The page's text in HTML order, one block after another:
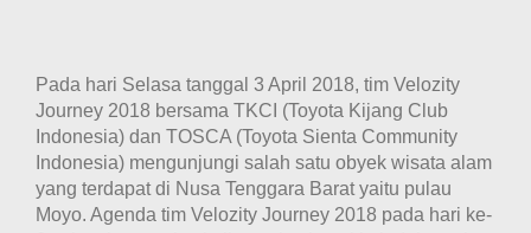
Pada hari Selasa tanggal 3 April 2018, tim Velozity
Journey 2018 bersama TKCI (Toyota Kijang Club
Indonesia) dan TOSCA (Toyota Sienta Community
Indonesia) mengunjungi salah satu obyek wisata alam
yang terdapat di Nusa Tenggara Barat yaitu pulau
Moyo. Agenda tim Velozity Journey 2018 pada hari ke-